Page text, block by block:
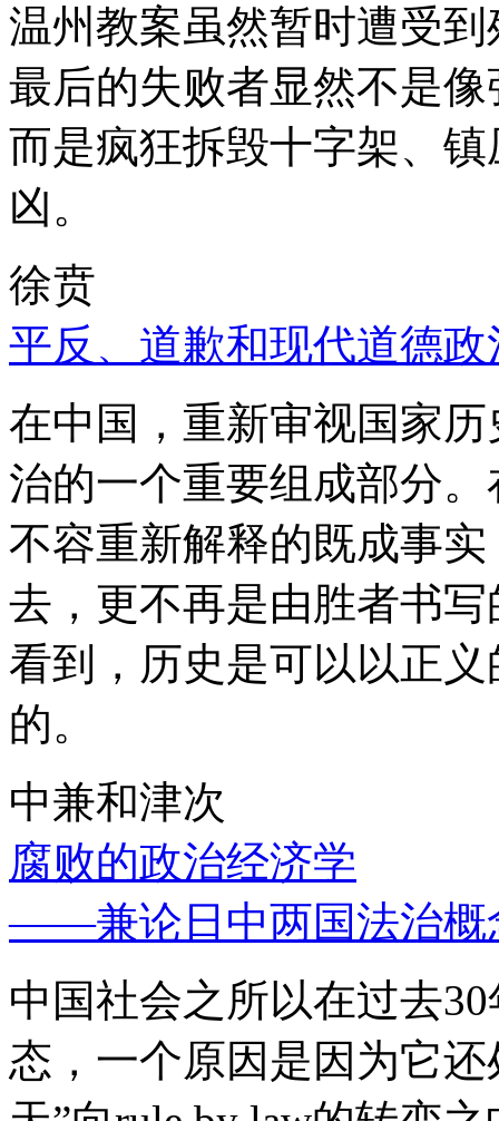
温州教案虽然暂时遭受
最后的失败者显然不是
而是疯狂拆毁十字架、
凶。
徐贲
平反、道歉和现代道德政
在中国，重新审视国家
治的一个重要组成部分
不容重新解释的既成事
去，更不再是由胜者书
看到，历史是可以以正
的。
中兼和津次
腐败的政治经济学
——兼论日中两国法治概
中国社会之所以在过去
态，一个原因是因为它